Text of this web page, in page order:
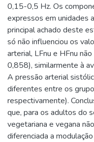
0,15-0,5 Hz. Os
expressos em unidades
principal achado deste
só não influenciou os
arterial, LFnu e HFnu
0,858), similarmente à
A pressão arterial
diferentes entre os
respectivamente).
que, para os adultos do
vegetariana e vegana
diferenciada a